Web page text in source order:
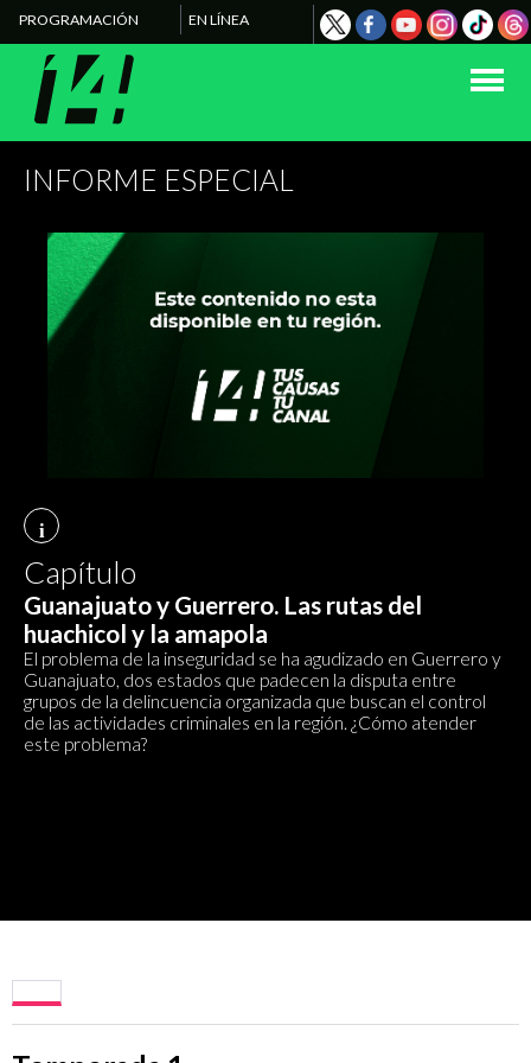
PROGRAMACIÓN EN LÍNEA
INFORME ESPECIAL
i
Capítulo
Guanajuato y Guerrero. Las rutas del
huachicol y la amapola
El problema de la inseguridad se ha agudizado en Guerrero y
Guanajuato, dos estados que padecen la disputa entre
grupos de la delincuencia organizada que buscan el control
de las actividades criminales en la región. ¿Cómo atender
este problema?